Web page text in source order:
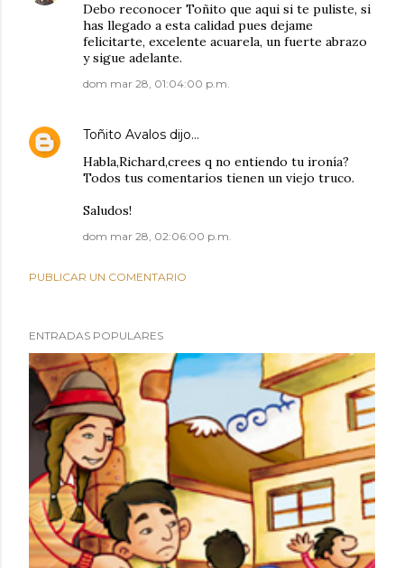
Debo reconocer Toñito que aqui si te puliste, si
has llegado a esta calidad pues dejame
felicitarte, excelente acuarela, un fuerte abrazo
y sigue adelante.
dom mar 28, 01:04:00 p.m.
Toñito Avalos dijo…
Habla,Richard,crees q no entiendo tu ironía?
Todos tus comentarios tienen un viejo truco.
Saludos!
dom mar 28, 02:06:00 p.m.
PUBLICAR UN COMENTARIO
ENTRADAS POPULARES